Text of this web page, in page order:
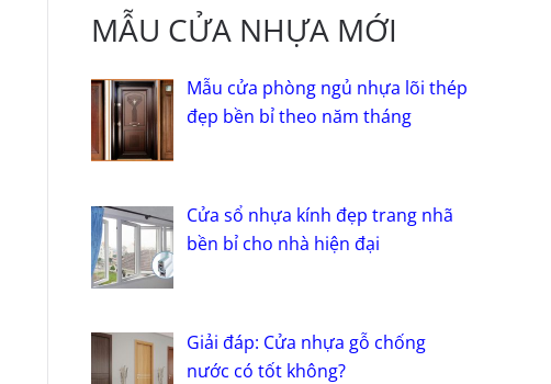
MẪU CỬA NHỰA MỚI
Mẫu cửa phòng ngủ nhựa lõi thép
đẹp bền bỉ theo năm tháng
Cửa sổ nhựa kính đẹp trang nhã
bền bỉ cho nhà hiện đại
Giải đáp: Cửa nhựa gỗ chống
nước có tốt không?